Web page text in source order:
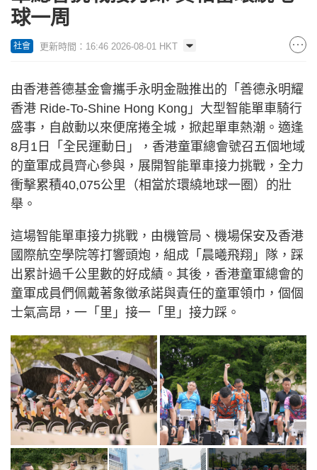
球一周
社會 更新時間：16:46 2026-08-01 HKT
由香港善德基金會攜手永明金融推出的「善德永明耀
香港 Ride-To-Shine Hong Kong」大型智能單車騎行
盛事，自啟動以來便席捲全城，掀起單車熱潮。適逢
8月1日「全民運動日」，香港童軍總會號召五個地域
的童軍成員齊心參與，展開智能單車接力挑戰，全力
衝擊累積40,075公里（相當於環繞地球一圈）的壯
舉。
這場智能單車接力挑戰，由機管局、機場保安及香港
國際航空學院等打響頭炮，組成「晨曦飛翔」隊，踩
出累計過千公里數的好成績。其後，香港童軍總會的
童軍成員們佩戴著象徵承諾與責任的童軍領巾，個個
士氣高昂，一「里」接一「里」接力踩。